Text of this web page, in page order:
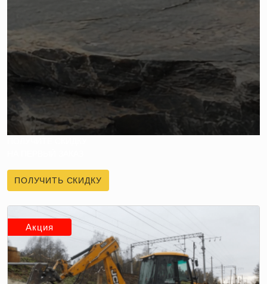
ПОЛУЧИТЬ СКИДКУ
Акция